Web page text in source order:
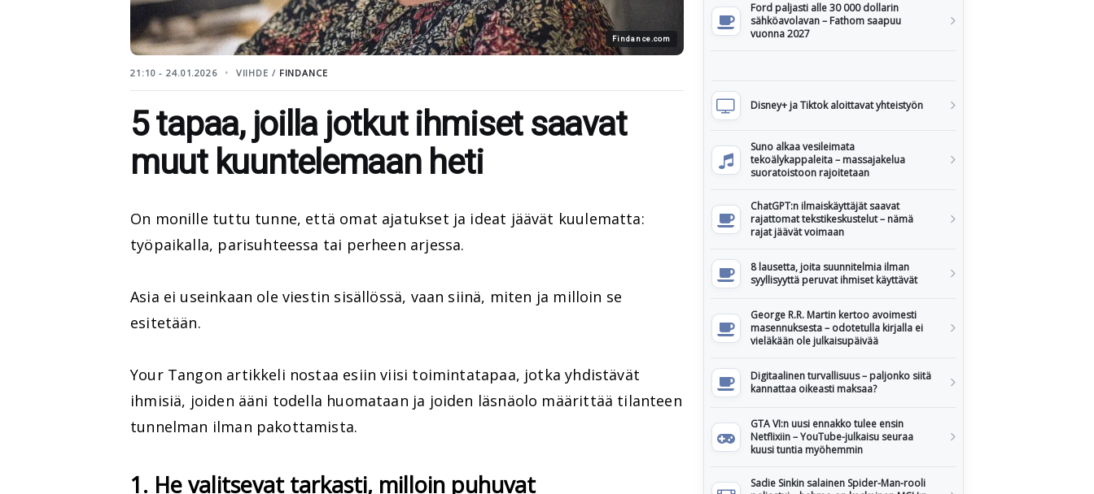
Findance.com
21:10 - 24.01.2026 VIIHDE / FINDANCE
5 tapaa, joilla jotkut ihmiset saavat
muut kuuntelemaan heti
On monille tuttu tunne, että omat ajatukset ja ideat jäävät kuulematta:
työpaikalla, parisuhteessa tai perheen arjessa.
Asia ei useinkaan ole viestin sisällössä, vaan siinä, miten ja milloin se
esitetään.
Your Tangon artikkeli nostaa esiin viisi toimintatapaa, jotka yhdistävät
ihmisiä, joiden ääni todella huomataan ja joiden läsnäolo määrittää tilanteen
tunnelman ilman pakottamista.
1. He valitsevat tarkasti, milloin puhuvat
Ford paljasti alle 30 000 dollarin
sähköavolavan – Fathom saapuu
vuonna 2027
Disney+ ja Tiktok aloittavat yhteistyön
Suno alkaa vesileimata
tekoälykappaleita – massajakelua
suoratoistoon rajoitetaan
ChatGPT:n ilmaiskäyttäjät saavat
rajattomat tekstikeskustelut – nämä
rajat jäävät voimaan
8 lausetta, joita suunnitelmia ilman
syyllisyyttä peruvat ihmiset käyttävät
George R.R. Martin kertoo avoimesti
masennuksesta – odotetulla kirjalla ei
vieläkään ole julkaisupäivää
Digitaalinen turvallisuus – paljonko siitä
kannattaa oikeasti maksaa?
GTA VI:n uusi ennakko tulee ensin
Netflixiin – YouTube-julkaisu seuraa
kuusi tuntia myöhemmin
Sadie Sinkin salainen Spider-Man-rooli